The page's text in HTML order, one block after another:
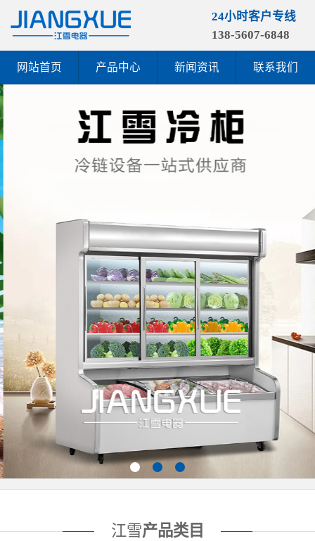
24小时客户专线
138-5607-6848
网站首页 产品中心 新闻资讯 联系我们
江雪产品类目